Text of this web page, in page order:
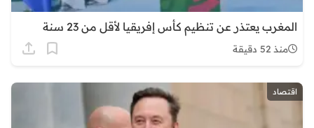
المغرب يعتذر عن تنظيم كأس إفريقيا لأقل من 23 سنة
منذ 52 دقيقة
اقتصاد